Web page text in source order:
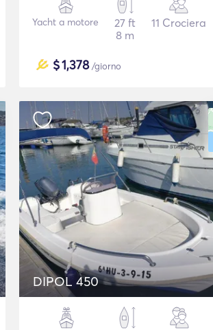
Yacht a motore
27 ft
8 m
11 Crociera
$1,378/giorno
DIPOL 450